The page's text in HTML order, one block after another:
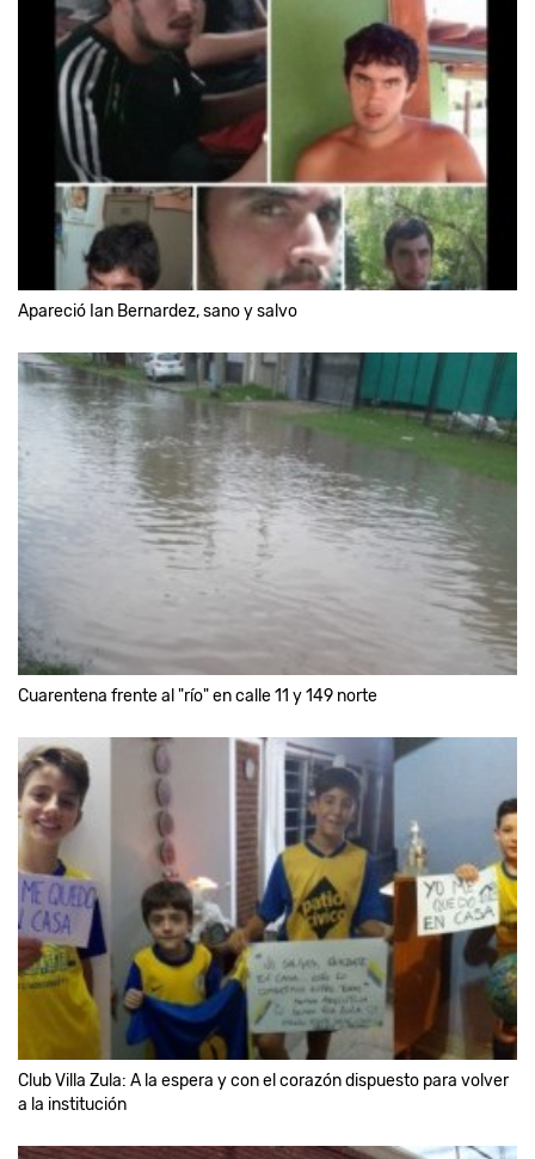
Apareció Ian Bernardez, sano y salvo
Cuarentena frente al "río" en calle 11 y 149 norte
Club Villa Zula: A la espera y con el corazón dispuesto para volver
a la institución